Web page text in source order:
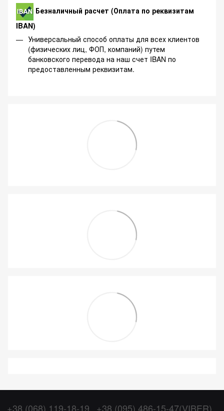
Безналичный расчет (Оплата по реквизитам
IBAN)
Универсальный способ оплаты для всех клиентов
(физических лиц, ФОП, компаний) путем
банковского перевода на наш счет IBAN по
предоставленным реквизитам.
+38 (068) 119-18-19 +38 (095) 486-15-47(VIBER)